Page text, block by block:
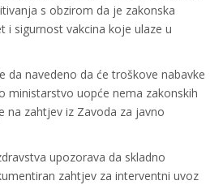
s obzirom da je zakonska
i sigurnost vakcina koje ulaze u
da navedeno da će troškove nabavke
ministarstvo uopće nema zakonskih
na zahtjev iz Zavoda za javno
upozorava da skladno
zahtjev za interventni uvoz